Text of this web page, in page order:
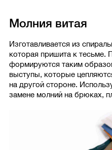
Молния витая
Изготавливается из
которая пришита к тесьме.
формируются таким
выступы, которые
на другой стороне.
замене молний на брюках,